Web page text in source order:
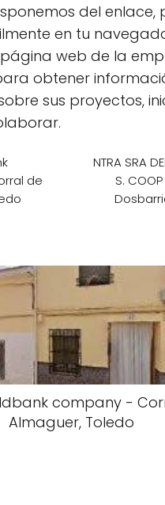
del enlace,
en tu
web de la
obtener
sus proyectos,
de
NTRA SRA
S.
company -
Almaguer, Toledo